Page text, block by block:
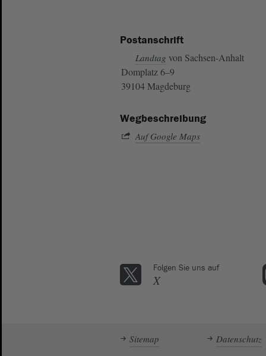
Postanschrift
Landtag von Sachsen-Anhalt
Domplatz 6–9
39104 Magdeburg
Wegbeschreibung
Auf Google Maps
Folgen Sie uns auf
X
Sitemap Datenschutz